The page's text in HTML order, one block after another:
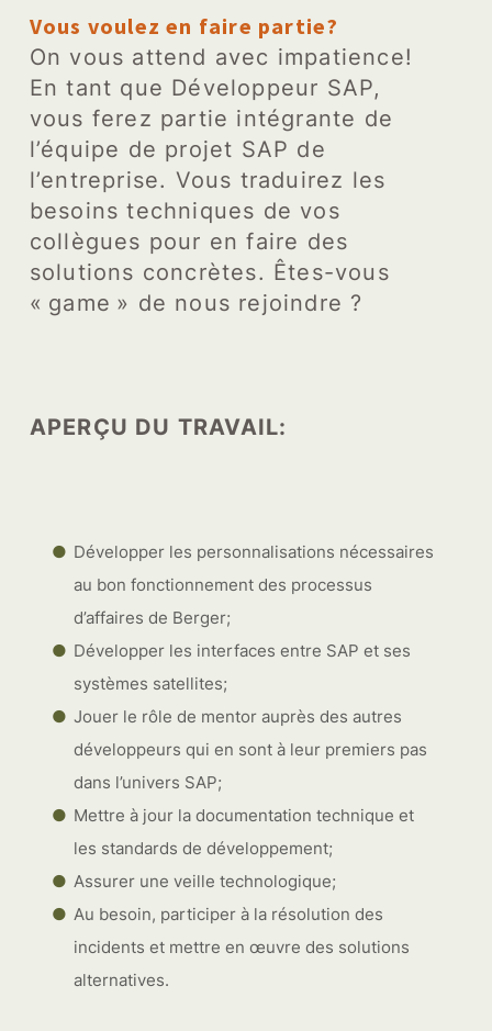
Vous voulez en faire partie?
On vous attend avec impatience!
En tant que Développeur SAP,
vous ferez partie intégrante de
l’équipe de projet SAP de
l’entreprise. Vous traduirez les
besoins techniques de vos
collègues pour en faire des
solutions concrètes. Êtes-vous
« game » de nous rejoindre ?
APERÇU DU TRAVAIL:
Développer les personnalisations nécessaires
au bon fonctionnement des processus
d’affaires de Berger;
Développer les interfaces entre SAP et ses
systèmes satellites;
Jouer le rôle de mentor auprès des autres
développeurs qui en sont à leur premiers pas
dans l’univers SAP;
Mettre à jour la documentation technique et
les standards de développement;
Assurer une veille technologique;
Au besoin, participer à la résolution des
incidents et mettre en œuvre des solutions
alternatives.